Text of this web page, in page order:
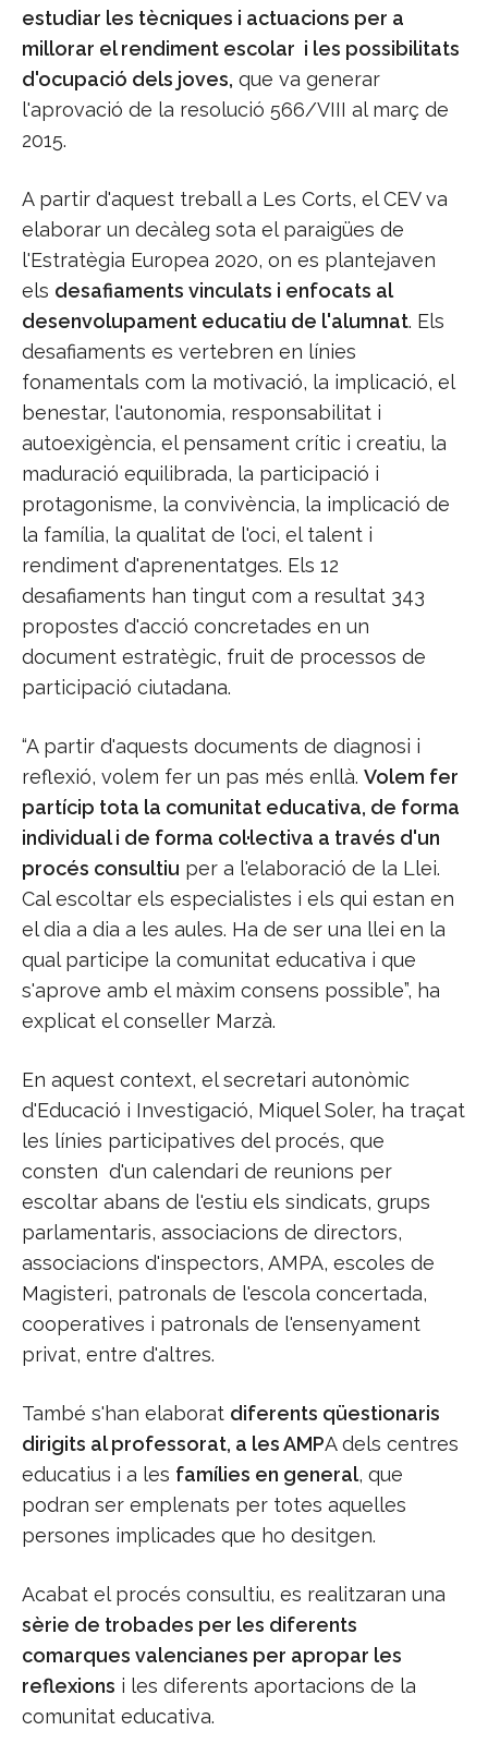
estudiar les tècniques i actuacions per a
millorar el rendiment escolar i les possibilitats
d'ocupació dels joves, que va generar
l'aprovació de la resolució 566/VIII al març de
2015.
A partir d'aquest treball a Les Corts, el CEV va
elaborar un decàleg sota el paraigües de
l'Estratègia Europea 2020, on es plantejaven
els desafiaments vinculats i enfocats al
desenvolupament educatiu de l'alumnat. Els
desafiaments es vertebren en línies
fonamentals com la motivació, la implicació, el
benestar, l'autonomia, responsabilitat i
autoexigència, el pensament crític i creatiu, la
maduració equilibrada, la participació i
protagonisme, la convivència, la implicació de
la família, la qualitat de l'oci, el talent i
rendiment d'aprenentatges. Els 12
desafiaments han tingut com a resultat 343
propostes d'acció concretades en un
document estratègic, fruit de processos de
participació ciutadana.
“A partir d'aquests documents de diagnosi i
reflexió, volem fer un pas més enllà. Volem fer
partícip tota la comunitat educativa, de forma
individual i de forma col·lectiva a través d'un
procés consultiu per a l'elaboració de la Llei.
Cal escoltar els especialistes i els qui estan en
el dia a dia a les aules. Ha de ser una llei en la
qual participe la comunitat educativa i que
s'aprove amb el màxim consens possible”, ha
explicat el conseller Marzà.
En aquest context, el secretari autonòmic
d'Educació i Investigació, Miquel Soler, ha traçat
les línies participatives del procés, que
consten d'un calendari de reunions per
escoltar abans de l'estiu els sindicats, grups
parlamentaris, associacions de directors,
associacions d'inspectors, AMPA, escoles de
Magisteri, patronals de l'escola concertada,
cooperatives i patronals de l'ensenyament
privat, entre d'altres.
També s'han elaborat diferents qüestionaris
dirigits al professorat, a les AMPA dels centres
educatius i a les famílies en general, que
podran ser emplenats per totes aquelles
persones implicades que ho desitgen.
Acabat el procés consultiu, es realitzaran una
sèrie de trobades per les diferents
comarques valencianes per apropar les
reflexions i les diferents aportacions de la
comunitat educativa.